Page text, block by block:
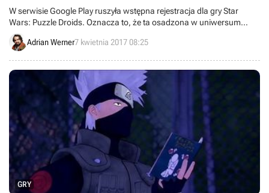
W serwisie Google Play ruszyła wstępna rejestracja dla gry Star
Wars: Puzzle Droids. Oznacza to, że ta osadzona w uniwersum
Gwiezdnych wojen gra logiczna wkrótce trafi do dystrybucji.
Adrian Werner7 kwietnia 2017 08:25
GRY